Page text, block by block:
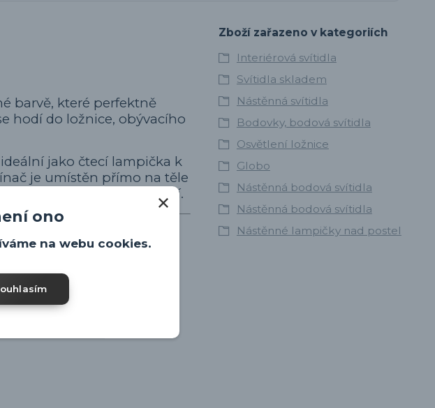
barvě, které perfektně
hodí do ložnice, obývacího
jako čtecí lampička k
je umístěn přímo na těle
která není součástí balení.
Zboží zařazeno v kategoriích
Interiérová svítidla
Svítidla skladem
Nástěnná svítidla
Bodovky, bodová svítidla
Osvětlení ložnice
Globo
Nástěnná bodová svítidla
Nástěnná bodová svítidla
Nástěnné lampičky nad postel
ono
na webu cookies.